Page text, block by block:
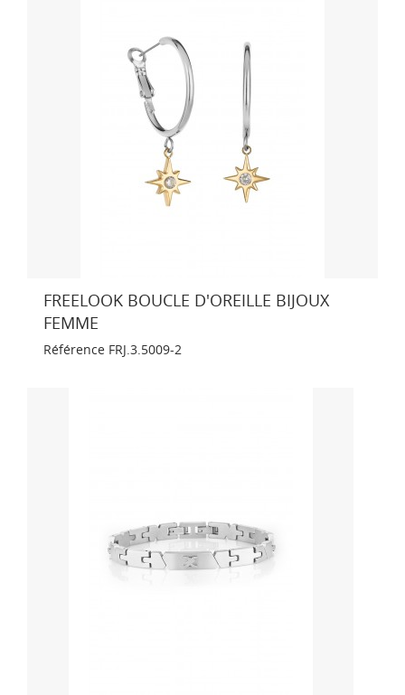
FREELOOK BOUCLE D'OREILLE BIJOUX
FEMME
Référence FRJ.3.5009-2